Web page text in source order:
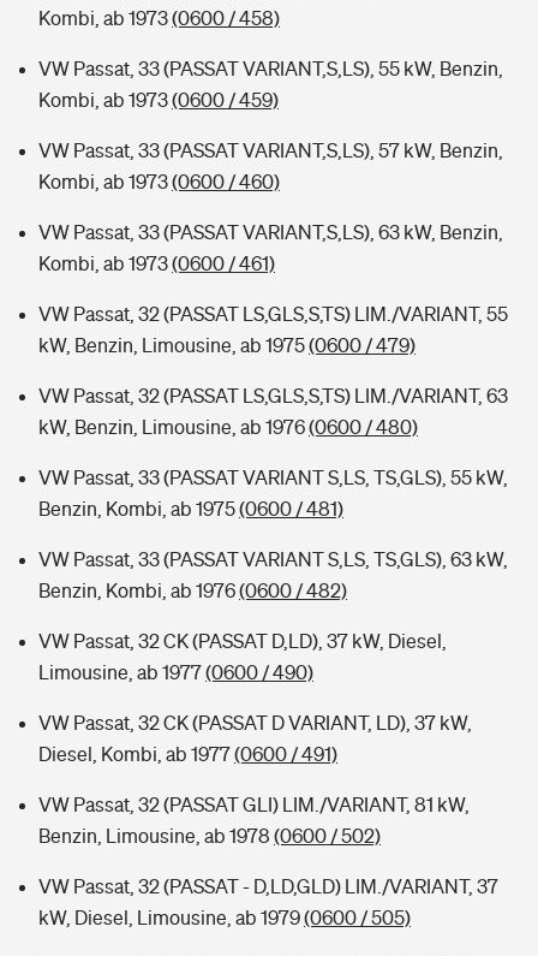
Kombi, ab 1973(0600 / 458)
VW Passat, 33 (PASSAT VARIANT,S,LS), 55 kW, Benzin,
Kombi, ab 1973(0600 / 459)
VW Passat, 33 (PASSAT VARIANT,S,LS), 57 kW, Benzin,
Kombi, ab 1973(0600 / 460)
VW Passat, 33 (PASSAT VARIANT,S,LS), 63 kW, Benzin,
Kombi, ab 1973(0600 / 461)
VW Passat, 32 (PASSAT LS,GLS,S,TS) LIM./VARIANT, 55
kW, Benzin, Limousine, ab 1975(0600 / 479)
VW Passat, 32 (PASSAT LS,GLS,S,TS) LIM./VARIANT, 63
kW, Benzin, Limousine, ab 1976(0600 / 480)
VW Passat, 33 (PASSAT VARIANT S,LS, TS,GLS), 55 kW,
Benzin, Kombi, ab 1975(0600 / 481)
VW Passat, 33 (PASSAT VARIANT S,LS, TS,GLS), 63 kW,
Benzin, Kombi, ab 1976(0600 / 482)
VW Passat, 32 CK (PASSAT D,LD), 37 kW, Diesel,
Limousine, ab 1977(0600 / 490)
VW Passat, 32 CK (PASSAT D VARIANT, LD), 37 kW,
Diesel, Kombi, ab 1977(0600 / 491)
VW Passat, 32 (PASSAT GLI) LIM./VARIANT, 81 kW,
Benzin, Limousine, ab 1978 (0600 / 502)
VW Passat, 32 (PASSAT - D,LD,GLD) LIM./VARIANT, 37
kW, Diesel, Limousine, ab 1979(0600 / 505)